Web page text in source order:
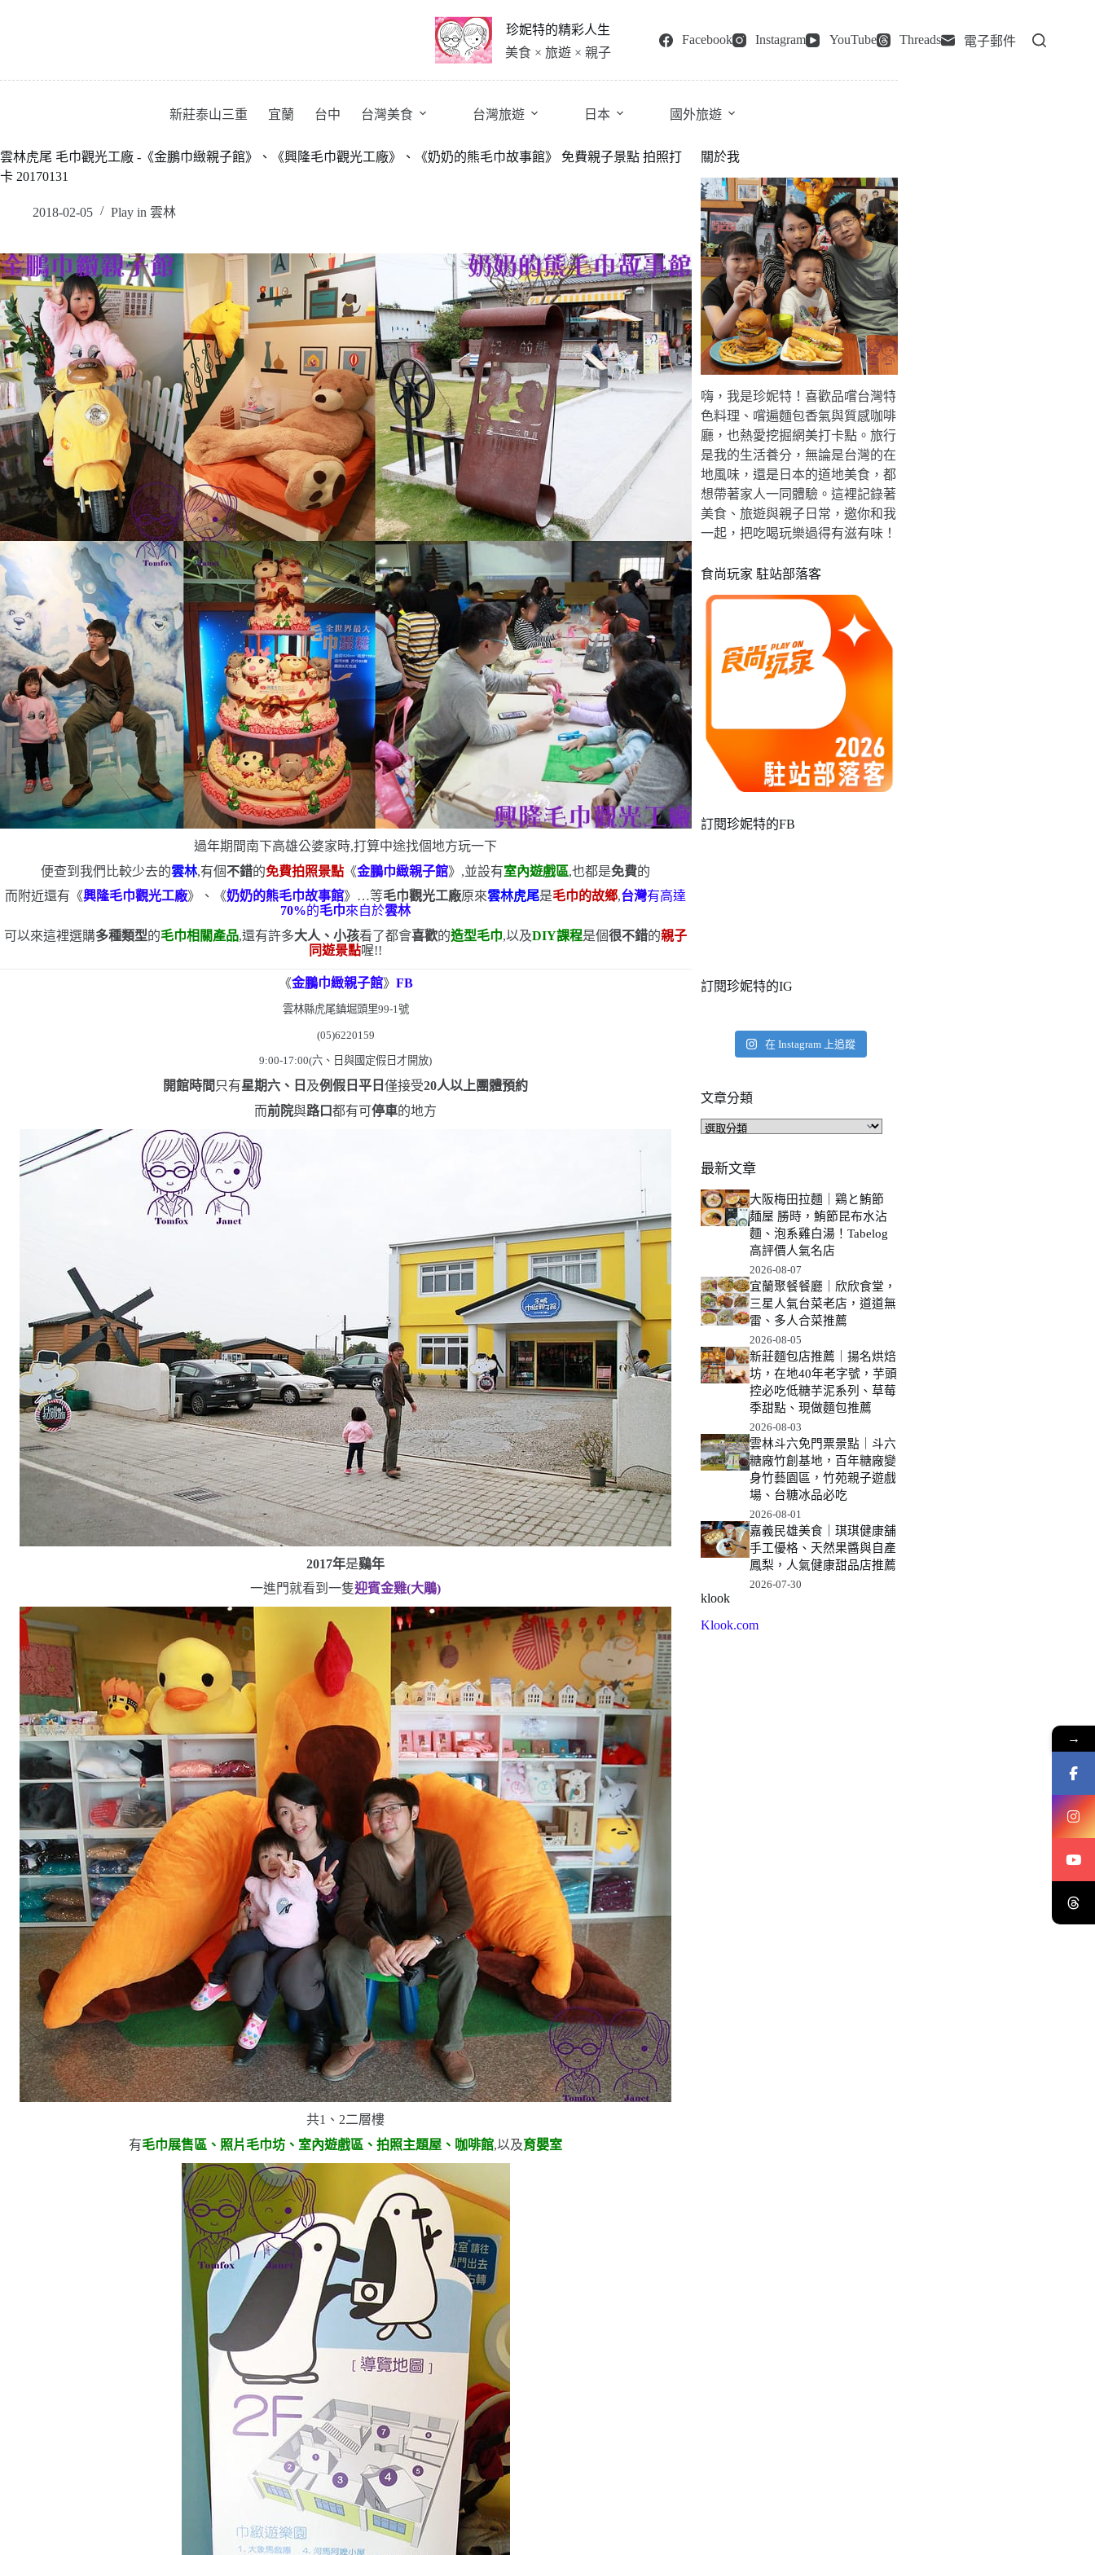
珍妮特的精彩人生
美食 × 旅遊 × 親子
Facebook Instagram YouTube Threads 電子郵件
新莊泰山三重 宜蘭 台中 台灣美食 台灣旅遊 日本 國外旅遊
雲林虎尾 毛巾觀光工廠 -《金鵬巾緻親子館》、《興隆毛巾觀光工廠》、《奶奶的熊毛巾故事館》 免費親子景點 拍照打
卡 20170131
2018-02-05 Play in 雲林
過年期間南下高雄公婆家時,打算中途找個地方玩一下
便查到我們比較少去的雲林,有個不錯的免費拍照景點 《金鵬巾緻親子館》,並設有室內遊戲區,也都是免費的
而附近還有《興隆毛巾觀光工廠》、《奶奶的熊毛巾故事館》…等毛巾觀光工廠原來雲林虎尾是毛巾的故鄉,台灣有高達
70%的毛巾來自於雲林
可以來這裡選購多種類型的毛巾相關產品,還有許多大人、小孩看了都會喜歡的造型毛巾,以及DIY課程是個很不錯的親子
同遊景點喔!!
《金鵬巾緻親子館》 FB
雲林縣虎尾鎮堀頭里99-1 號
(05)6220159
9:00-17:00(六、日與國定假日才開放)
開館時間 只有星期六、日 及例假日平日僅接受20人以上團體預約
而前院與路口都有可停車的地方
2017年是鷄年
一進門就看到一隻迎賓金雞(大鵰)
共1 、 2二層樓
有毛巾展售區、照片毛巾坊、室內遊戲區、拍照主題屋、咖啡館,以及育嬰室
關於我
嗨，我是珍妮特！喜歡品嚐台灣特
色料理、嚐遍麵包香氣與質感咖啡
廳，也熱愛挖掘網美打卡點。旅行
是我的生活養分，無論是台灣的在
地風味，還是日本的道地美食，都
想帶著家人一同體驗。這裡記錄著
美食、旅遊與親子日常，邀你和我
一起，把吃喝玩樂過得有滋有味！
食尚玩家 駐站部落客
訂閱珍妮特的FB
訂閱珍妮特的IG
在 Instagram 上追蹤
文章分類
文
分
類
最新文章
大阪梅田拉麵｜鶏と鮪節
麺屋 勝時，鮪節昆布水沾
麵、泡系雞白湯！Tabelog
高評價人氣名店
2026-08-07
宜蘭聚餐餐廳｜欣欣食堂，
三星人氣台菜老店，道道無
雷、多人合菜推薦
2026-08-05
新莊麵包店推薦｜揚名烘焙
坊，在地40年老字號，芋頭
控必吃低糖芋泥系列、草莓
季甜點、現做麵包推薦
2026-08-03
雲林斗六免門票景點｜斗六
糖廠竹創基地，百年糖廠變
身竹藝園區，竹苑親子遊戲
場、台糖冰品必吃
2026-08-01
嘉義民雄美食｜琪琪健康舖
手工優格、天然果醬與自產
鳳梨，人氣健康甜品店推薦
2026-07-30
klook
Klook.com
→